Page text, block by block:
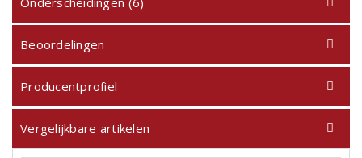
Beoordelingen
Producentprofiel
Vergelijkbare artikelen